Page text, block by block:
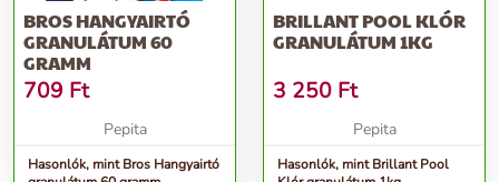
BROS HANGYAIRTÓ
GRANULÁTUM 60
GRAMM
709 Ft
Pepita
Hasonlók, mint Bros Hangyairtó
BRILLANT POOL KLÓR
GRANULÁTUM 1KG
3 250 Ft
Pepita
Hasonlók, mint Brillant Pool